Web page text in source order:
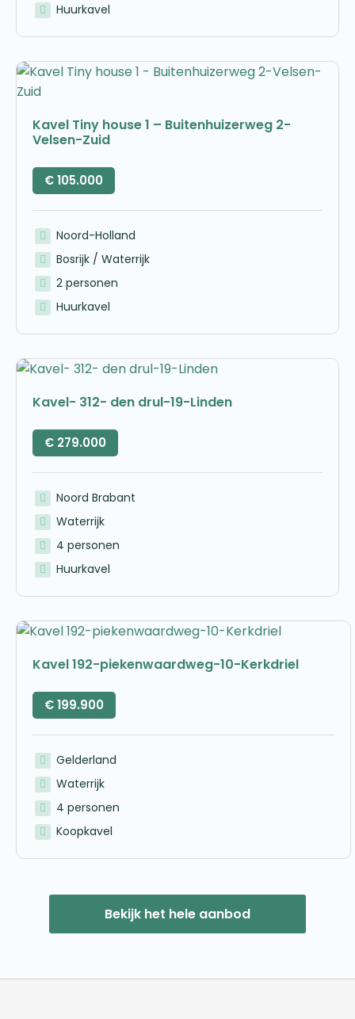
Huurkavel
Kavel Tiny house 1 – Buitenhuizerweg 2-
Velsen-Zuid
€105.000
Noord-Holland
Bosrijk / Waterrijk
2 personen
Huurkavel
Kavel- 312- den drul-19-Linden
€ 279.000
Noord Brabant
Waterrijk
4 personen
Huurkavel
Kavel 192-piekenwaardweg-10-Kerkdriel
€199.900
Gelderland
Waterrijk
4 personen
Koopkavel
Bekijk het hele aanbod